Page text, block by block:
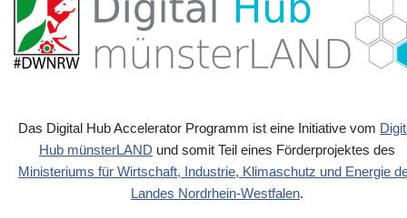
Das Digital Hub Accelerator Programm ist eine Initiative vom
Hub münsterLAND und somit Teil eines Förderprojektes des
Ministeriums für Wirtschaft, Industrie, Klimaschutz und Energie
Landes Nordrhein-Westfalen.